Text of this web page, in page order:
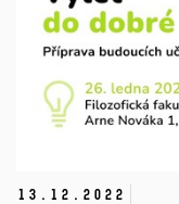
13. 12. 2022